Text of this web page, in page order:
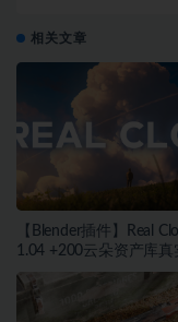
相关文章
【Blender插件】Real
1.04 +200云朵资产库真